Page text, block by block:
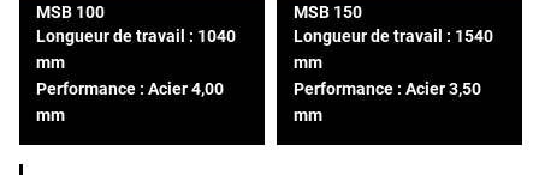
MSB 100
Longueur de travail : 1040
mm
Performance : Acier 4,00
mm
MSB 150
Longueur de travail : 1540
mm
Performance : Acier 3,50
mm